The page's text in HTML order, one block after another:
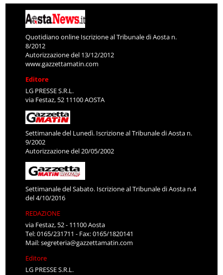
Quotidiano online Iscrizione al Tribunale di Aosta n.
8/2012
Autorizzazione del 13/12/2012
www.gazzettamatin.com
Editore
LG PRESSE S.R.L.
via Festaz, 52 11100 AOSTA
Settimanale del Lunedì. Iscrizione al Tribunale di Aosta n.
9/2002
Autorizzazione del 20/05/2002
Settimanale del Sabato. Iscrizione al Tribunale di Aosta n.4
del 4/10/2016
REDAZIONE
via Festaz, 52 - 11100 Aosta
Tel: 0165/231711 - Fax: 0165/1820141
Mail:segreteria@gazzettamatin.com
Editore
LG PRESSE S.R.L.